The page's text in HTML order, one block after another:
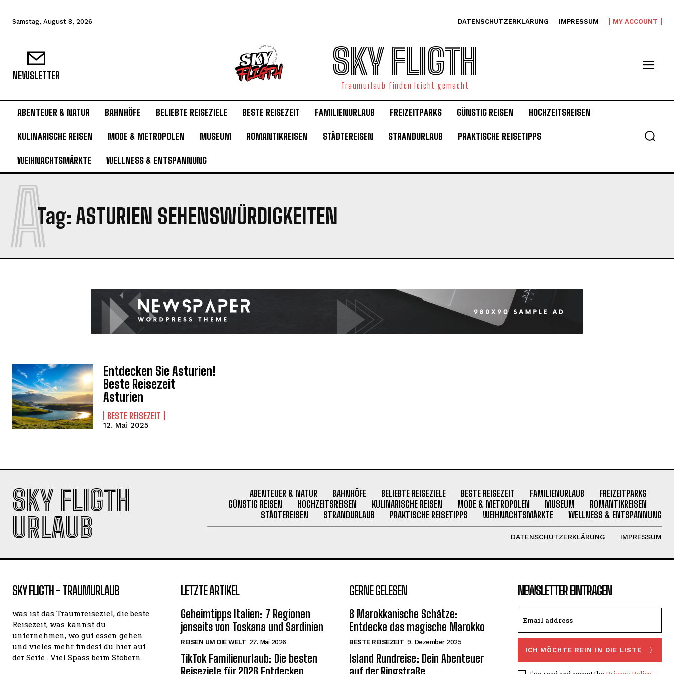
I WANT IN
Privacy Policy.
Samstag, August 8, 2026 DATENSCHUTZERKLÄRUNG IMPRESSUM MY ACCOUNT
NEWSLETTER SKY FLIGTH
Traumurlaub finden leicht gemacht
ABENTEUER & NATUR BAHNHÖFE BELIEBTE REISEZIELE BESTE REISEZEIT FAMILIENURLAUB FREIZEITPARKS GÜNSTIG REISEN HOCHZEITSREISEN
KULINARISCHE REISEN MODE & METROPOLEN MUSEUM ROMANTIKREISEN STÄDTEREISEN STRANDURLAUB PRAKTISCHE REISETIPPS
WEIHNACHTSMÄRKTE WELLNESS & ENTSPANNUNG
Tag: ASTURIEN SEHENSWÜRDIGKEITEN
A
Entdecken Sie Asturien!
Beste Reisezeit
Asturien
BESTE REISEZEIT
12. Mai 2025
SKY FLIGTH
URLAUB
ABENTEUER & NATUR BAHNHÖFE BELIEBTE REISEZIELE BESTE REISEZEIT FAMILIENURLAUB
FREIZEITPARKS
GÜNSTIG REISEN
HOCHZEITSREISEN KULINARISCHE REISEN MODE & METROPOLEN MUSEUM
ROMANTIKREISEN
STÄDTEREISEN
STRANDURLAUB PRAKTISCHE REISETIPPS WEIHNACHTSMÄRKTE WELLNESS & ENTSPANNUNG
DATENSCHUTZERKLÄRUNG IMPRESSUM
SKY FLIGTH - TRAUMURLAUB
was ist das Traumreiseziel, die beste
Reisezeit, was kannst du
unternehmen, wo gut essen gehen
und vieles mehr findest du hier auf
der Seite . Viel Spass beim Stöbern.
LETZTE ARTIKEL
Geheimtipps Italien: 7 Regionen
jenseits von Toskana und Sardinien
REISEN UM DIE WELT 27. Mai 2026
TikTok Familienurlaub: Die besten
GERNE GELESEN
8 Marokkanische Schätze:
Entdecke das magische Marokko
BESTE REISEZEIT 9. Dezember 2025
Island Rundreise: Dein Abenteuer
NEWSLETTER EINTRAGEN
ICH MÖCHTE REIN IN DIE LISTE